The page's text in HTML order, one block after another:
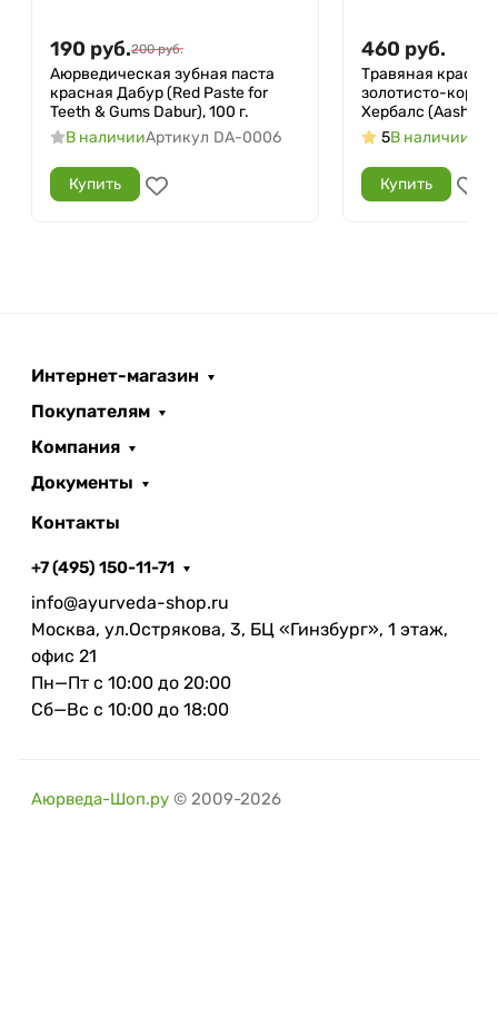
190 руб.200 руб.
Аюрведическая зубная паста
красная Дабур (Red Paste for
Teeth & Gums Dabur), 100 г.
В наличииАртикул DA-0006
Купить
460 руб.
Травяная краска
золотисто-
Хербалс (Aasha
5В наличии
Купить
Интернет-магазин
Покупателям
Компания
Документы
Контакты
+7 (495) 150-11-71
info@ayurveda-shop.ru
Москва, ул.Острякова, 3, БЦ «Гинзбург», 1 этаж,
офис 21
Пн—Пт с 10:00 до 20:00
Сб—Вс с 10:00 до 18:00
Аюрведа-Шоп.ру © 2009-2026